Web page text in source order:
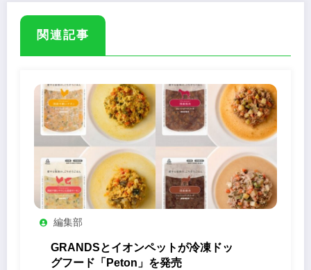
関連記事
編集部
GRANDSとイオンペットが冷凍ドッ
グフード「Peton」を発売